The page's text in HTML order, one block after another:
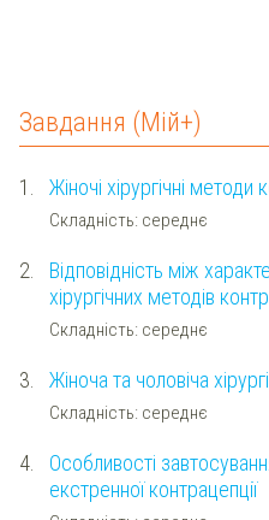
Завдання (Мій+)
1. Жіночі хірургічні методи
Складність: середнє
2.
Відповідність між
хірургічних методів
Складність: середнє
3. Жіноча та чоловіча
Складність: середнє
4.
Особливості
екстренної контрацепції